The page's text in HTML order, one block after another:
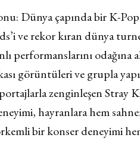
Dünya çapında bir K-
ve rekor kıran dünya
performanslarını odağına
görüntüleri ve grupla
zenginleşen Stray
hayranlara hem
bir konser deneyimi